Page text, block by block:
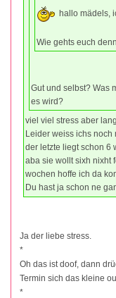
hallo mädels,
Wie gehts euch
Gut und selbst? Was
es wird?
viel viel stress aber
Leider weiss ichs noch
der letzte liegt schon 6
aba sie wollt sixh nixht
wochen hoffe ich da
Du hast ja schon ne
Ja der liebe stress.
*
Oh das ist doof, dann
Termin sich das kleine
*